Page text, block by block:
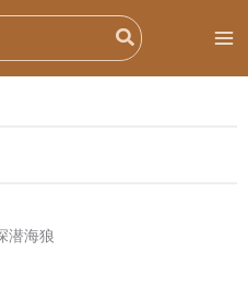
潜海狼